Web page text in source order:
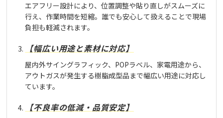
エアフリー設計により、位置調整や貼り直しがスムーズに
行え、作業時間を短縮。誰でも安心して扱えることで現場
負担も軽減されます。
【幅広い用途と素材に対応】
屋内外サイングラフィック、POPラベル、家電用途から、
アウトガスが発生する樹脂成型品まで幅広い用途に対応し
ています。
【不良率の低減・品質安定】